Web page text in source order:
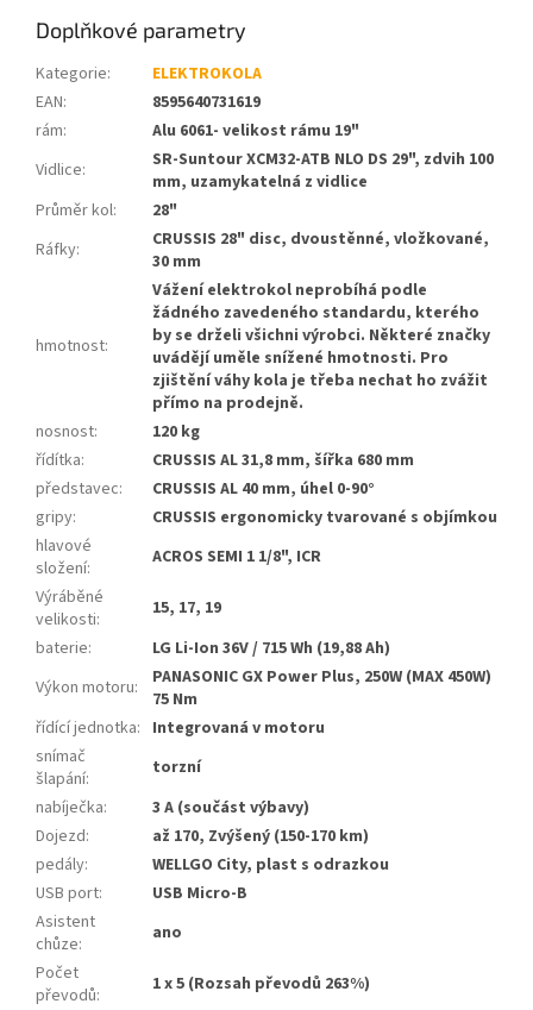
Doplňkové parametry
Kategorie:
ELEKTROKOLA
EAN:
8595640731619
rám:
Alu 6061- velikost rámu 19"
Vidlice:
SR-Suntour XCM32-ATB NLO DS 29", zdvih 100
mm, uzamykatelná z vidlice
Průměr kol:
28"
Ráfky:
CRUSSIS 28" disc, dvoustěnné, vložkované,
30 mm
hmotnost:
Vážení elektrokol neprobíhá podle
žádného zavedeného standardu, kterého
by se drželi všichni výrobci. Některé značky
uvádějí uměle snížené hmotnosti. Pro
zjištění váhy kola je třeba nechat ho zvážit
přímo na prodejně.
nosnost:
120 kg
řídítka:
CRUSSIS AL 31,8 mm, šířka 680 mm
představec:
CRUSSIS AL 40 mm, úhel 0-90°
gripy:
CRUSSIS ergonomicky tvarované s objímkou
hlavové
složení:
ACROS SEMI 1 1/8", ICR
Výráběné
velikosti:
15, 17, 19
baterie:
LG Li-Ion 36V / 715 Wh (19,88 Ah)
Výkon motoru:
PANASONIC GX Power Plus, 250W (MAX 450W)
75 Nm
řídící jednotka: Integrovaná v motoru
snímač
šlapání:
torzní
nabíječka:
3 A (součást výbavy)
Dojezd:
až 170, Zvýšený (150-170 km)
pedály:
WELLGO City, plast s odrazkou
USB port:
USB Micro-B
Asistent
chůze:
ano
Počet
převodů: 1 x 5 (Rozsah převodů 263%)